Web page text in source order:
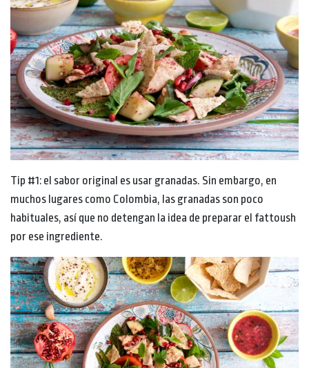
Tip #1: el sabor original es usar granadas. Sin embargo, en
muchos lugares como Colombia, las granadas son poco
habituales, así que no detengan la idea de preparar el fattoush
por ese ingrediente.